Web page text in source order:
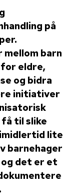
på
mellom barn
eldre,
og bidra
initiativer
til slike
lite
barnehager
det er et